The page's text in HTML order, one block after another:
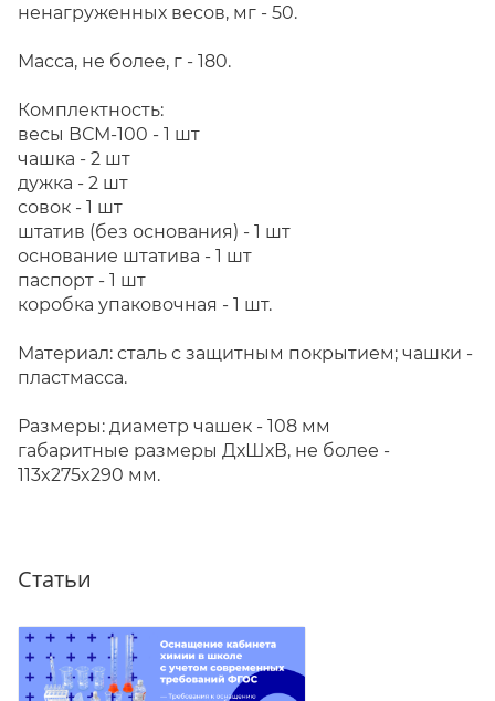
ненагруженных весов, мг - 50.
Масса, не более, г - 180.
Комплектность:
весы ВСМ-100 - 1 шт
чашка - 2 шт
дужка - 2 шт
совок - 1 шт
штатив (без основания) - 1 шт
основание штатива - 1 шт
паспорт - 1 шт
коробка упаковочная - 1 шт.
Материал: сталь с защитным покрытием; чашки -
пластмасса.
Размеры: диаметр чашек - 108 мм
габаритные размеры ДхШхВ, не более -
113x275x290 мм.
Статьи